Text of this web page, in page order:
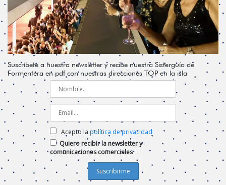
Suscríbete a nuestra newsletter y recibe nuestra Sisterguía de
Formentera en pdf con nuestras direcciones TOP en la isla
Acepto la política de privacidad
Quiero recibir la newsletter y
comunicaciones comerciales